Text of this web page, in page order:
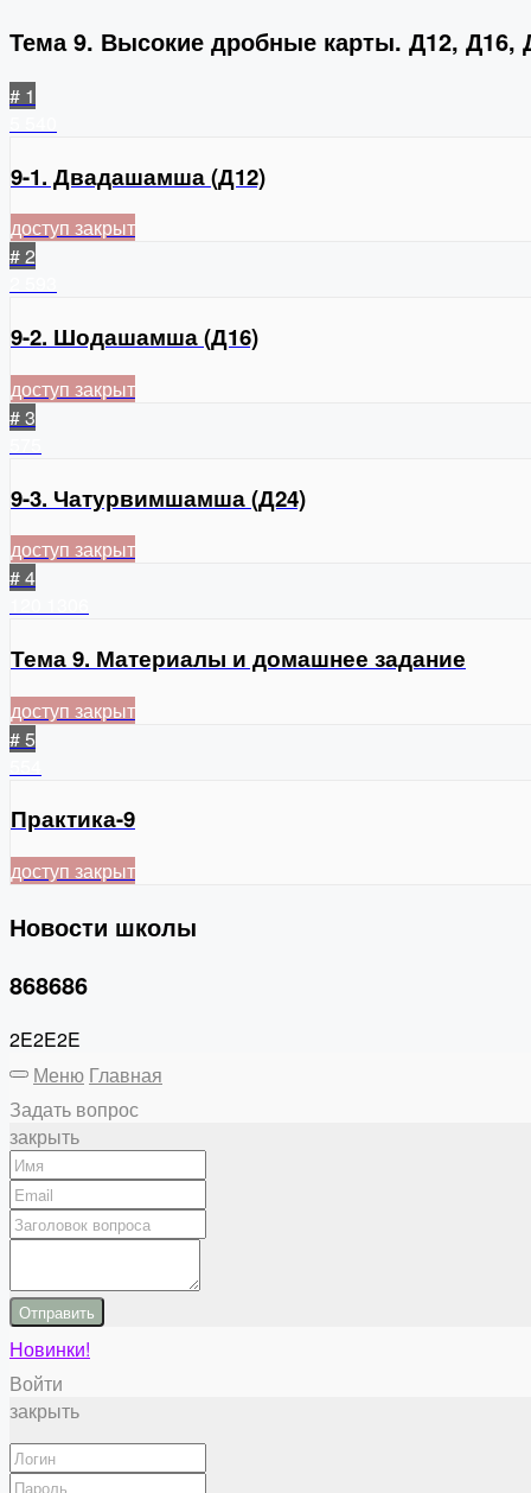
Тема 9. Высокие дробные карты. Д12, Д16,
# 1
9-1. Двадашамша (Д12)
доступ закрыт
# 2
9-2. Шодашамша (Д16)
доступ закрыт
# 3
9-3. Чатурвимшамша (Д24)
доступ закрыт
# 4
Тема 9. Материалы и домашнее задание
доступ закрыт
# 5
Практика-9
доступ закрыт
Новости школы
868686
2E2E2E
Меню Главная
Задать вопрос
закрыть
Отправить
Новинки!
Войти
закрыть